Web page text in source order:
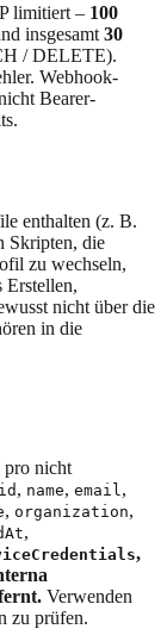
limitiert – 100
insgesamt 30
/ DELETE).
Webhook-
Bearer-
enthalten (z. B.
Skripten, die
zu wechseln,
Erstellen,
nicht über die
in die
pro nicht
id , name, email ,
, organization,
,
,
Verwenden
zu prüfen.